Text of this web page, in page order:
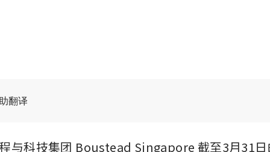
翻译
与科技集团 Boustead Singapore 截至3月31